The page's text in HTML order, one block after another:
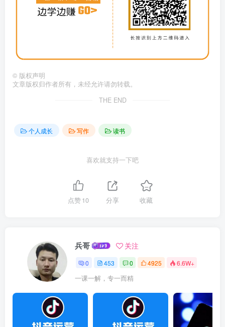
© 版权声明
文章版权归作者所有，未经允许请勿转载。
THE END
个人成长 写作 读书
喜欢就支持一下吧
点赞10 分享 收藏
兵哥 关注
0 453 0 4925 6.6W+
一课一解，专一而精